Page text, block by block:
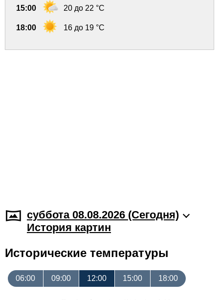
15:00 20 до 22 °C
18:00 16 до 19 °C
суббота 08.08.2026 (Cегодня)
История картин
Исторические температуры
06:00 09:00 12:00 15:00 18:00